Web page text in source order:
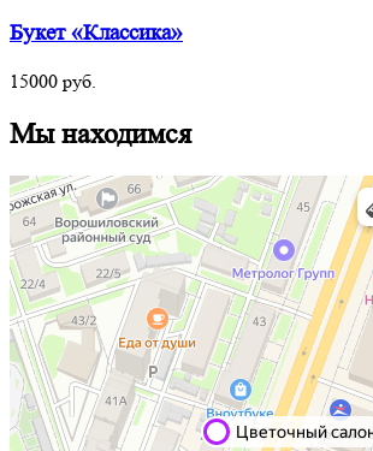
Букет «Классика»
15000 руб.
Мы находимся